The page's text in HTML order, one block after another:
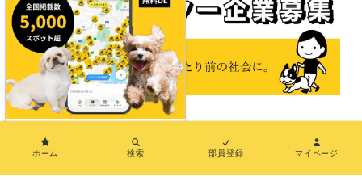
© 2021おでかけわんこ部
ホーム 検索 部員登録 マイページ